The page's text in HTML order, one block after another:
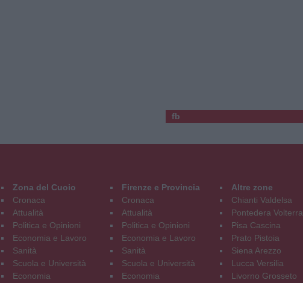
fb
Zona del Cuoio
Cronaca
Attualità
Politica e Opinioni
Economia e Lavoro
Sanità
Scuola e Università
Economia
Firenze e Provincia
Cronaca
Attualità
Politica e Opinioni
Economia e Lavoro
Sanità
Scuola e Università
Economia
Altre zone
Chianti Valdelsa
Pontedera Volterra
Pisa Cascina
Prato Pistoia
Siena Arezzo
Lucca Versilia
Livorno Grosseto